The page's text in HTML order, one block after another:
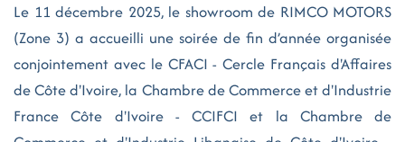
Le 11 décembre 2025, le showroom de RIMCO MOTORS
(Zone 3) a accueilli une soirée de fin d’année organisée
conjointement avec le CFACI - Cercle Français d'Affaires
de Côte d'Ivoire, la Chambre de Commerce et d'Industrie
France Côte d'Ivoire - CCIFCI et la Chambre de